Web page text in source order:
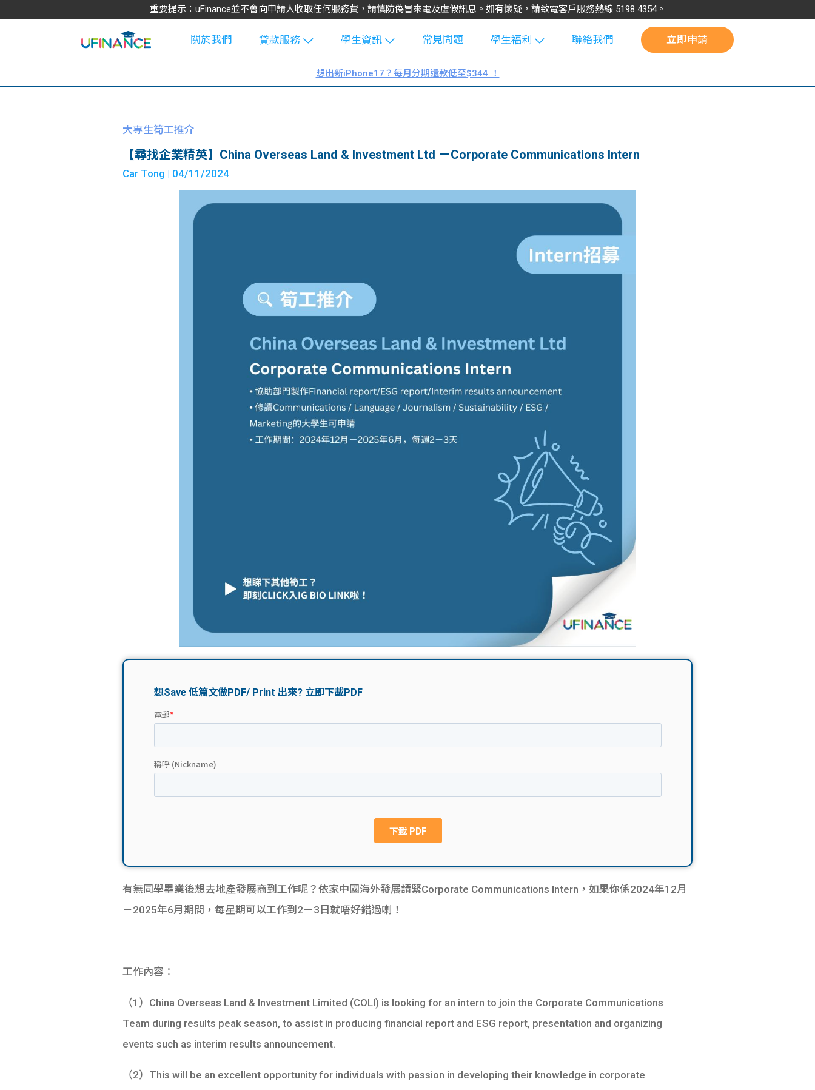
重要提示：uFinance並不會向申請人收取任何服務費，請慎防偽冒來電及虛假訊息。如有懷疑，請致電客戶服務熱線 5198 4354。
關於我們
貸款服務
學生貸款
大學生學費
機
學生資訊
Blog
大專生筍
Exchang
101
常見問題
學生福利
uFinance 校
園贊助
聯絡我們 立即申請
想出新iPhone17？每月分期還款低至$344 ！
大專生筍工推介
【尋找企業精英】China Overseas Land & Investment Ltd －Corporate Communications Intern
Car Tong | 04/11/2024
有無同學畢業後想去地產發展商到工作呢？依家中國海外發展請緊Corporate Communications Intern，如果你係2024年12月
－2025年6月期間，每星期可以工作到2－3日就唔好錯過喇！
工作內容：
（1）China Overseas Land & Investment Limited (COLI) is looking for an intern to join the Corporate Communications
Team during results peak season, to assist in producing financial report and ESG report, presentation and organizing
events such as interim results announcement.
（2）This will be an excellent opportunity for individuals with passion in developing their knowledge in corporate